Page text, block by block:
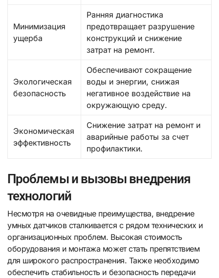
Минимизация
ущерба
Ранняя диагностика
предотвращает разрушение
конструкций и снижение
затрат на ремонт.
Экологическая
безопасность
Обеспечивают сокращение
воды и энергии, снижая
негативное воздействие на
окружающую среду.
Экономическая
эффективность
Снижение затрат на ремонт и
аварийные работы за счет
профилактики.
Проблемы и вызовы внедрения
технологий
Несмотря на очевидные преимущества, внедрение
умных датчиков сталкивается с рядом технических и
организационных проблем. Высокая стоимость
оборудования и монтажа может стать препятствием
для широкого распространения. Также необходимо
обеспечить стабильность и безопасность передачи